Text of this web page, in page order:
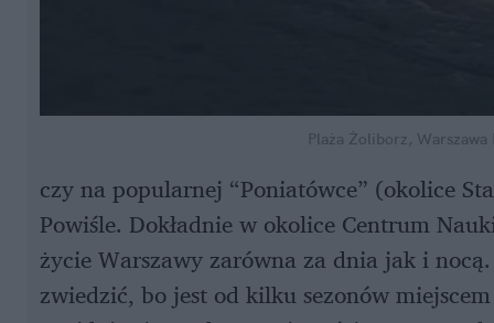
Plaża Żoliborz, Warszawa
czy na popularnej “Poniatówce” (okolice
Powiśle. Dokładnie w okolice Centrum
życie Warszawy zarówna za dnia jak i
zwiedzić, bo jest od kilku sezonów